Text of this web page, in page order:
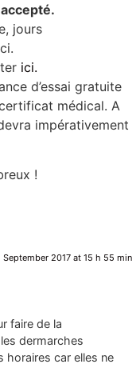
jours
ici.
d’essai gratuite
médical. A
impérativement
!
September 2017 at 15 h 55 min
faire de la
dermarches
horaires car elles ne